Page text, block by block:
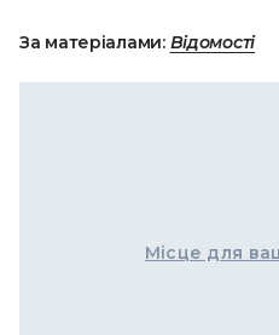
За матеріалами: Відомості
Місце для